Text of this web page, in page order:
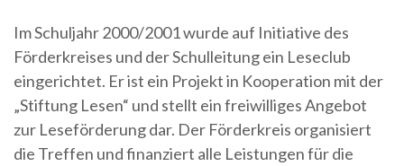
Im Schuljahr 2000/2001 wurde auf Initiative des
Förderkreises und der Schulleitung ein Leseclub
eingerichtet. Er ist ein Projekt in Kooperation mit der
„Stiftung Lesen“ und stellt ein freiwilliges Angebot
zur Leseförderung dar. Der Förderkreis organisiert
die Treffen und finanziert alle Leistungen für die